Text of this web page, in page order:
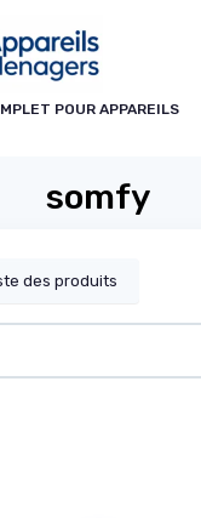
POUR APPAREILS
somfy
des produits
des cookies